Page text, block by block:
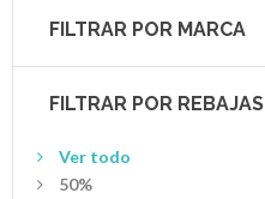
FILTRAR POR MARCA
FILTRAR POR REBAJAS
Ver todo
50%